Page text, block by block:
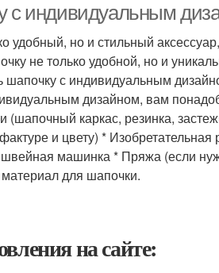
с индивидуальным
удобный, но и стильный
не только удобной, но и
шапочку с индивидуальным
дизайном, вам
(шапочный каркас, резинка,
и цвету) *
машинка * Пряжа (если
для шапочки.
на сайте: